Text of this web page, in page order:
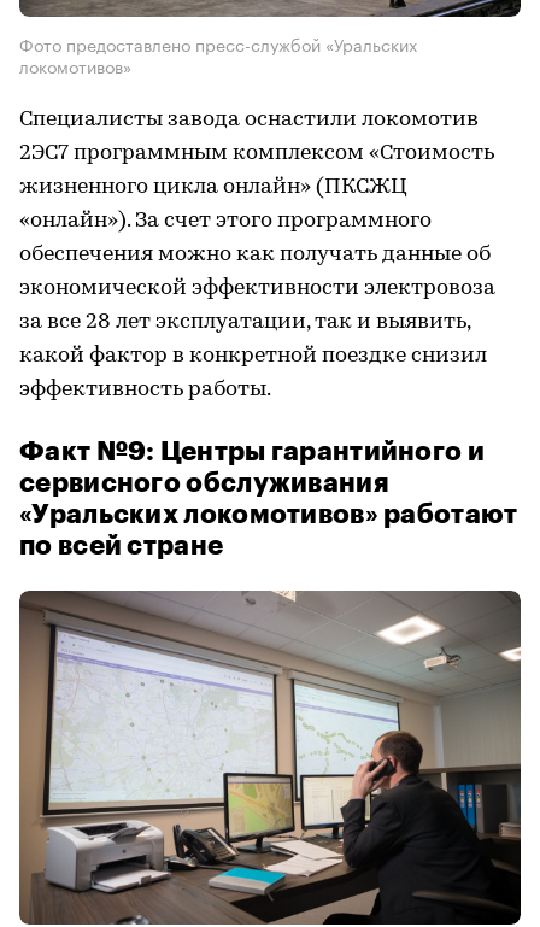
Фото предоставлено пресс-службой «Уральских
локомотивов»
Специалисты завода оснастили локомотив
2ЭС7 программным комплексом «Стоимость
жизненного цикла онлайн» (ПКСЖЦ
«онлайн»). За счет этого программного
обеспечения можно как получать данные об
экономической эффективности электровоза
за все 28 лет эксплуатации, так и выявить,
какой фактор в конкретной поездке снизил
эффективность работы.
Факт №9: Центры гарантийного и
сервисного обслуживания
«Уральских локомотивов» работают
по всей стране